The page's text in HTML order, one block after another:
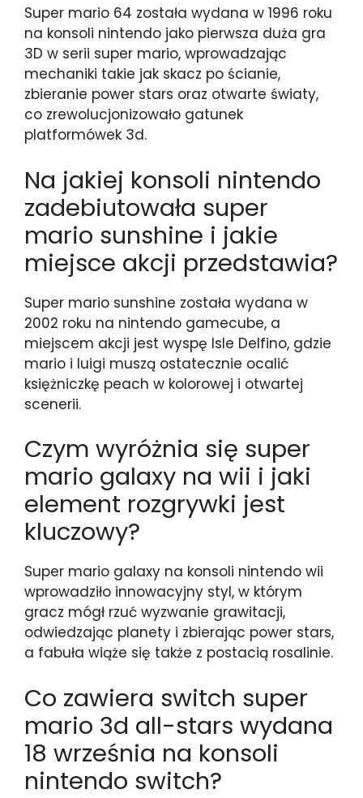
Super mario 64 została wydana w 1996 roku
na konsoli nintendo jako pierwsza duża gra
3D w serii super mario, wprowadzając
mechaniki takie jak skacz po ścianie,
zbieranie power stars oraz otwarte światy,
co zrewolucjonizowało gatunek
platformówek 3d.
Na jakiej konsoli nintendo
zadebiutowała super
mario sunshine i jakie
miejsce akcji przedstawia?
Super mario sunshine została wydana w
2002 roku na nintendo gamecube, a
miejscem akcji jest wyspę Isle Delfino, gdzie
mario i luigi muszą ostatecznie ocalić
księżniczkę peach w kolorowej i otwartej
scenerii.
Czym wyróżnia się super
mario galaxy na wii i jaki
element rozgrywki jest
kluczowy?
Super mario galaxy na konsoli nintendo wii
wprowadziło innowacyjny styl, w którym
gracz mógł rzuć wyzwanie grawitacji,
odwiedzając planety i zbierając power stars,
a fabuła wiąże się także z postacią rosalinie.
Co zawiera switch super
mario 3d all-stars wydana
18 września na konsoli
nintendo switch?